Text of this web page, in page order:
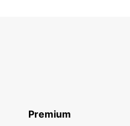
Premium